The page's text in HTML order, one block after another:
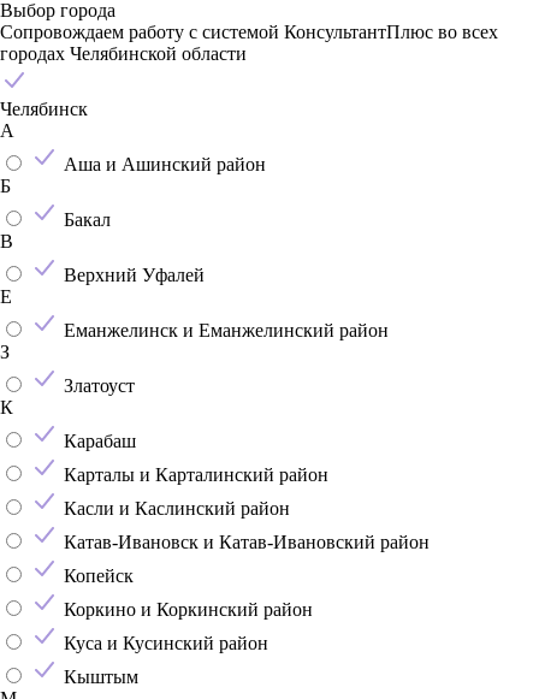
Выбор города
Сопровождаем работу с системой КонсультантПлюс во всех
городах Челябинской области
Челябинск
А
Аша и Ашинский район
Б
Бакал
В
Верхний Уфалей
Е
Еманжелинск и Еманжелинский район
З
Златоуст
К
Карабаш
Карталы и Карталинский район
Касли и Каслинский район
Катав-Ивановск и Катав-Ивановский район
Копейск
Коркино и Коркинский район
Куса и Кусинский район
Кыштым